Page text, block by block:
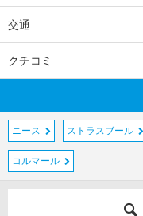
交通
クチコミ
ニース ストラスブール
コルマール